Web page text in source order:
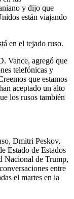
y dijo que
están viajando
en el tejado ruso.
Vance, agregó que
telefónicas y
que estamos
aceptado un alto
los rusos también
Dmitri Peskov,
Estado de Estados
Nacional de Trump,
entre
el martes en la